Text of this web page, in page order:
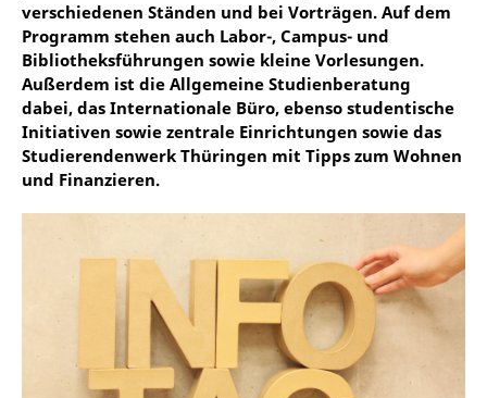
verschiedenen Ständen und bei Vorträgen. Auf dem
Programm stehen auch Labor-, Campus- und
Bibliotheksführungen sowie kleine Vorlesungen.
Außerdem ist die Allgemeine Studienberatung
dabei, das Internationale Büro, ebenso studentische
Initiativen sowie zentrale Einrichtungen sowie das
Studierendenwerk Thüringen mit Tipps zum Wohnen
und Finanzieren.